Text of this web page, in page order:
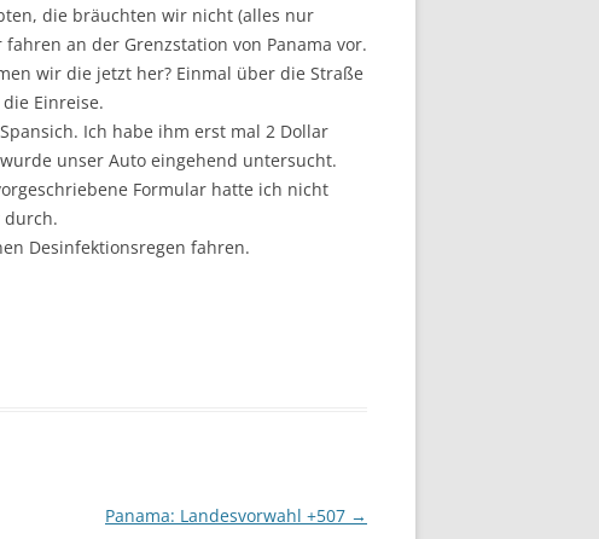
die bräuchten wir nicht (alles nur
an der Grenzstation von Panama vor.
wir die jetzt her? Einmal über die Straße
Einreise.
Ich habe ihm erst mal 2 Dollar
unser Auto eingehend untersucht.
Formular hatte ich nicht
durch.
Desinfektionsregen fahren.
Panama: Landesvorwahl +507 →